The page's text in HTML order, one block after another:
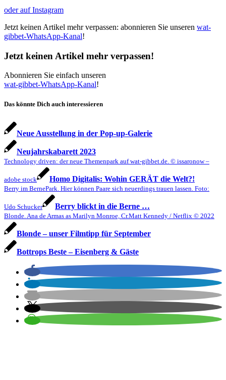
oder auf Instagram
Jetzt keinen Artikel mehr verpassen: abonnieren Sie unseren wat-
gibbet-WhatsApp-Kanal!
Jetzt keinen Artikel mehr verpassen!
Abonnieren Sie einfach unseren
wat-gibbet-WhatsApp-Kanal!
Das könnte Dich auch interessieren
Neue Ausstellung in der Pop-up-Galerie
Neujahrskabarett 2023
Technology driven: der neue Themenpark auf wat-gibbet.de. © issaronow –
adobe stock Homo Digitalis: Wohin GERÄT die Welt?!
Berry im BernePark. Hier können Paare sich neuerdings trauen lassen. Foto:
Udo Schucker Berry blickt in die Berne …
Blonde. Ana de Armas as Marilyn Monroe, Cr.Matt Kennedy / Netflix © 2022
Blonde – unser Filmtipp für September
Bottrops Beste – Eisenberg & Gäste